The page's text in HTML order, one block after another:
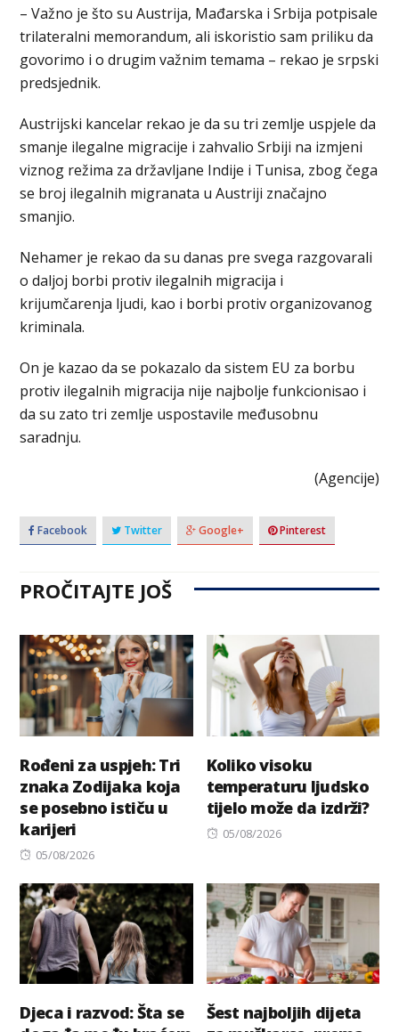
– Važno je što su Austrija, Mađarska i Srbija potpisale
trilateralni memorandum, ali iskoristio sam priliku da
govorimo i o drugim važnim temama – rekao je srpski
predsjednik.
Austrijski kancelar rekao je da su tri zemlje uspjele da
smanje ilegalne migracije i zahvalio Srbiji na izmjeni
viznog režima za državljane Indije i Tunisa, zbog čega
se broj ilegalnih migranata u Austriji značajno
smanjio.
Nehamer je rekao da su danas pre svega razgovarali
o daljoj borbi protiv ilegalnih migracija i
krijumčarenja ljudi, kao i borbi protiv organizovanog
kriminala.
On je kazao da se pokazalo da sistem EU za borbu
protiv ilegalnih migracija nije najbolje funkcionisao i
da su zato tri zemlje uspostavile međusobnu
saradnju.
(Agencije)
Facebook Twitter Google+ Pinterest
PROČITAJTE JOŠ
Rođeni za uspjeh: Tri
znaka Zodijaka koja
se posebno ističu u
karijeri
Posted
05/08/2026
Koliko visoku
temperaturu ljudsko
tijelo može da izdrži?
Posted
05/08/2026
Djeca i razvod: Šta se
Šest najboljih dijeta